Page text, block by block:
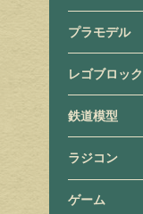
プラモデル
レゴブロック
鉄道模型
ラジコン
ゲーム